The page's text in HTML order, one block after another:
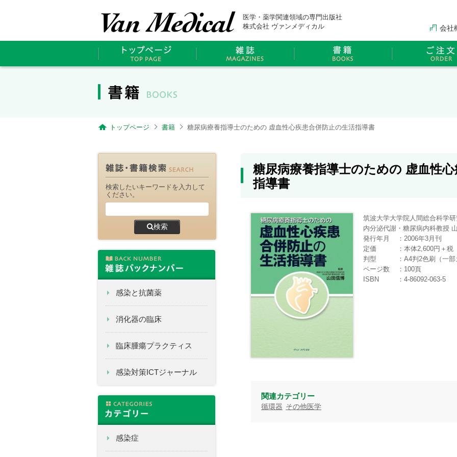
医学・薬学関連領域の専門出版社
株式会社 ヴァンメディカル
会社
トップページ 書籍 糖尿病療養指導士のための 虚血性心疾患合併防止の生活指導書
検索したいキーワードを入力して
ください。
検索
感染と抗菌薬
消化器の臨床
臨床腫瘍プラクティス
感染対策ICTジャーナル
感染症
糖尿病療養指導士のための 虚血性
指導書
筑波大学大学院人間総合科学
内分泌代謝・糖尿病内科教授
発行年月
2006年3月刊
定価
本体2,600円＋税
判型
A4判2色刷（一部
ページ数
100頁
ISBN
4-86092-063-5
関連カテゴリー
循環器 その他医学